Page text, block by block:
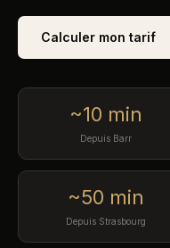
Calculer mon tarif
~10 min
Depuis Barr
~50 min
Depuis Strasbourg